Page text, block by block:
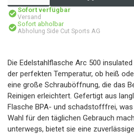
Sofort verfügbar
Versand
Sofort abholbar
Abholung Side Cut Sports AG
Die Edelstahlflasche Arc 500
der perfekten Temperatur, ob heiß
eine große Schrauböffnung, die das
Reinigen erleichtert. Gefertigt aus
Flasche BPA- und schadstofffrei,
Wahl für den täglichen Gebrauch
unterwegs, bietet sie eine